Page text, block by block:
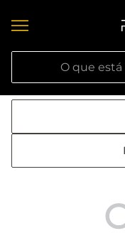
O que está